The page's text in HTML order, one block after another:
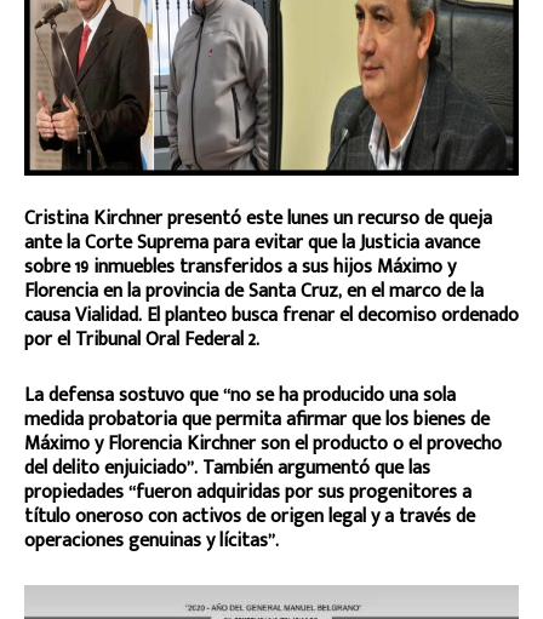
Cristina Kirchner presentó este lunes un recurso de queja
ante la Corte Suprema para evitar que la Justicia avance
sobre 19 inmuebles transferidos a sus hijos Máximo y
Florencia en la provincia de Santa Cruz, en el marco de la
causa Vialidad. El planteo busca frenar el decomiso ordenado
por el Tribunal Oral Federal 2.
La defensa sostuvo que “no se ha producido una sola
medida probatoria que permita afirmar que los bienes de
Máximo y Florencia Kirchner son el producto o el provecho
del delito enjuiciado”. También argumentó que las
propiedades “fueron adquiridas por sus progenitores a
título oneroso con activos de origen legal y a través de
operaciones genuinas y lícitas”.